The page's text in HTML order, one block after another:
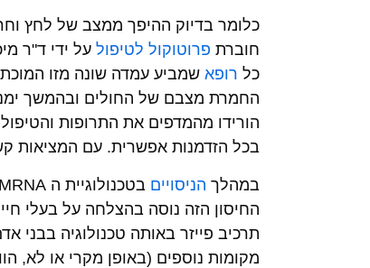
כלומר בדיוק ההיפך ממצב של לחץ
חוברת פרוטוקול לטיפול על ידי ד"ר
כל רופא שמביע עמדה שונה מזו
החמרת מצבם של החולים ובהמשך
הורידו מהמדפים את התרופות
בכל הזדמנות אפשרית. עם המציאות
במהלך הניסויים בטכנולוגיית ה MRNA היו לא מעט אי סדרים
החיסון הזה נוסה בהצלחה על בעלי
תרכיב פייזר באותה טכנולוגיה בבני
מקומות נוספים (באופן מקרי או לא,